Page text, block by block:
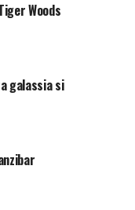
Woods
galassia si